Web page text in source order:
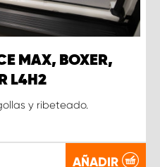
MAX, BOXER,
L4H2
y ribeteado.
AÑADIR